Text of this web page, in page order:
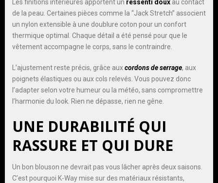
Les finitions intérieures apportent un ressenti doux au contact
de la peau. Certaines pièces comme la “Jack Stretch” associent
un nylon extensible à une doublure coton pour un confort
thermique optimal. Chaque détail a été pensé pour que le
vêtement accompagne le corps, sans le contraindre.
L’ajustement reste précis, grâce auxcordons de serrage, aux
poignets élastiques ou aux cols relevés. Vous pouvez donc
l’adapter selon votre humeur ou la météo, sans compromettre
l’harmonie du look. Rien ne dépasse, rien ne gêne.
UNE DURABILITÉ QUI
RASSURE ET QUI DURE
Un bon blouson ne devrait pas vous lâcher après deux saisons.
C’est pourquoi K-Way mise sur des matériaux résistants,